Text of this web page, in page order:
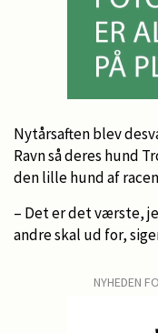
Nytårsaften blev
Ravn så deres hund
den lille hund af
– Det er det værste,
andre skal ud for,
NYHEDEN